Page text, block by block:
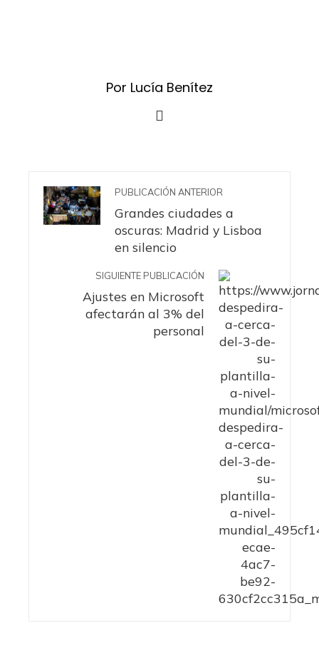
Por Lucía Benítez
PUBLICACIÓN ANTERIOR
Grandes ciudades a
oscuras: Madrid y Lisboa
en silencio
SIGUIENTE PUBLICACIÓN
Ajustes en Microsoft
afectarán al 3% del
personal